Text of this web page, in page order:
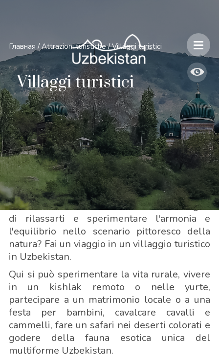
Главная / Attrazioni turistiche/ Villaggi turistici
Villaggi turistici
Stanco del trambusto della città, hai bisogno
di rilassarti e sperimentare l'armonia e
l'equilibrio nello scenario pittoresco della
natura? Fai un viaggio in un villaggio turistico
in Uzbekistan.
Qui si può sperimentare la vita rurale, vivere
in un kishlak remoto o nelle yurte,
partecipare a un matrimonio locale o a una
festa per bambini, cavalcare cavalli e
cammelli, fare un safari nei deserti colorati e
godere della fauna esotica unica del
multiforme Uzbekistan.